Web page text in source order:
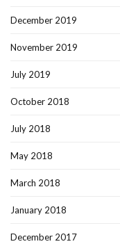
December 2019
November 2019
July 2019
October 2018
July 2018
May 2018
March 2018
January 2018
December 2017